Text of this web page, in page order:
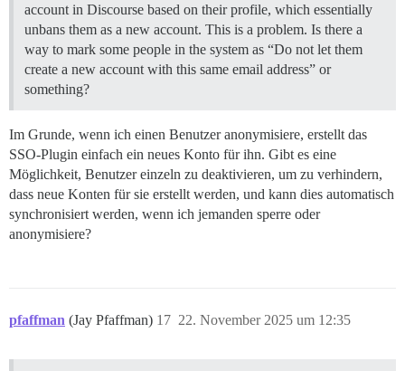
account in Discourse based on their profile, which essentially
unbans them as a new account. This is a problem. Is there a
way to mark some people in the system as “Do not let them
create a new account with this same email address” or
something?
Im Grunde, wenn ich einen Benutzer anonymisiere, erstellt das
SSO-Plugin einfach ein neues Konto für ihn. Gibt es eine
Möglichkeit, Benutzer einzeln zu deaktivieren, um zu verhindern,
dass neue Konten für sie erstellt werden, und kann dies automatisch
synchronisiert werden, wenn ich jemanden sperre oder
anonymisiere?
pfaffman (Jay Pfaffman) 22. November 2025 um 12:35
17